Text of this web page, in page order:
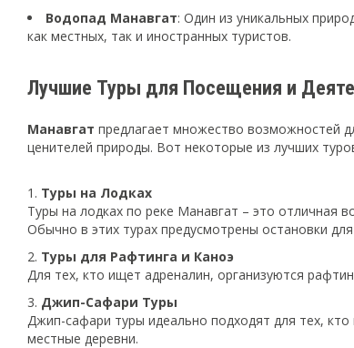
Водопад Манавгат: Один из уникальных
как местных, так и иностранных туристов.
Лучшие Туры для Посещения и
Манавгат предлагает множество возможностей
ценителей природы. Вот некоторые из лучших
Туры на Лодках
Туры на лодках по реке Манавгат – это отличная
Обычно в этих турах предусмотрены остановки
Туры для Рафтинга и Каноэ
Для тех, кто ищет адреналин, организуются
Джип-Сафари Туры
Джип-сафари туры идеально подходят для тех,
местные деревни.